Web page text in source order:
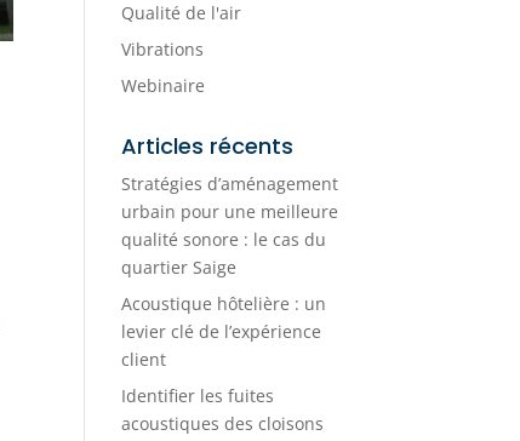
Qualité de l'air
Vibrations
Webinaire
Articles récents
Stratégies d’aménagement
urbain pour une meilleure
qualité sonore : le cas du
quartier Saige
Acoustique hôtelière : un
levier clé de l’expérience
client
Identifier les fuites
acoustiques des cloisons